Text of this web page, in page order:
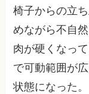
椅子からの立
めながら不自
肉が硬くなっ
で可動範囲が
状態になった。